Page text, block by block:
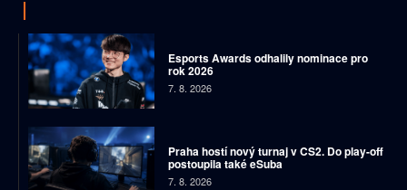
Esports Awards odhalily nominace pro
rok 2026
7. 8. 2026
Praha hostí nový turnaj v CS2. Do play-off
postoupila také eSuba
7. 8. 2026